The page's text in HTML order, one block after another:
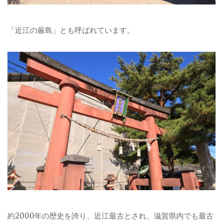
「近江の厳島」とも呼ばれています。
約2000年の歴史を誇り、近江最古とされ、滋賀県内でも最古